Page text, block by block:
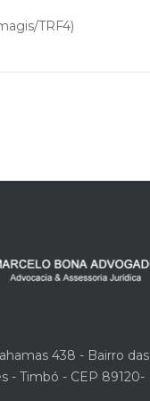
TRF4)
438 - Bairro das
- Timbó - CEP 89120-